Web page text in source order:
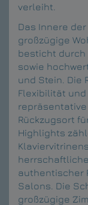
verleiht.
Das Innere
großzügige
besticht durch
sowie
und Stein. Die
Flexibilität
Rückzugsort
Highlights
authentischer
Salons. Die
großzügige